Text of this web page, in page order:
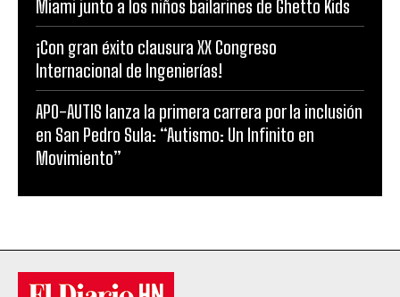
Miami junto a los niños bailarines de Ghetto Kids
¡Con gran éxito clausura XX Congreso
Internacional de Ingenierías!
APO-AUTIS lanza la primera carrera por la inclusión
en San Pedro Sula: “Autismo: Un Infinito en
Movimiento”